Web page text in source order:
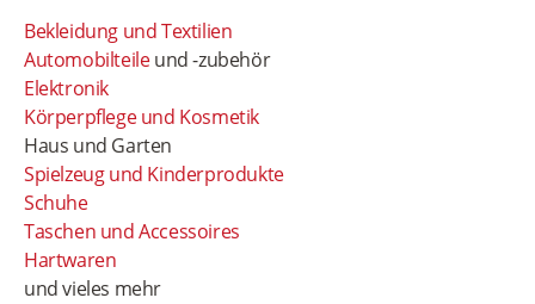
Bekleidung und Textilien
Automobilteileund -zubehör
Elektronik
Körperpflege und Kosmetik
Haus und Garten
Spielzeug und Kinderprodukte
Schuhe
Taschen und Accessoires
Hartwaren
und vieles mehr